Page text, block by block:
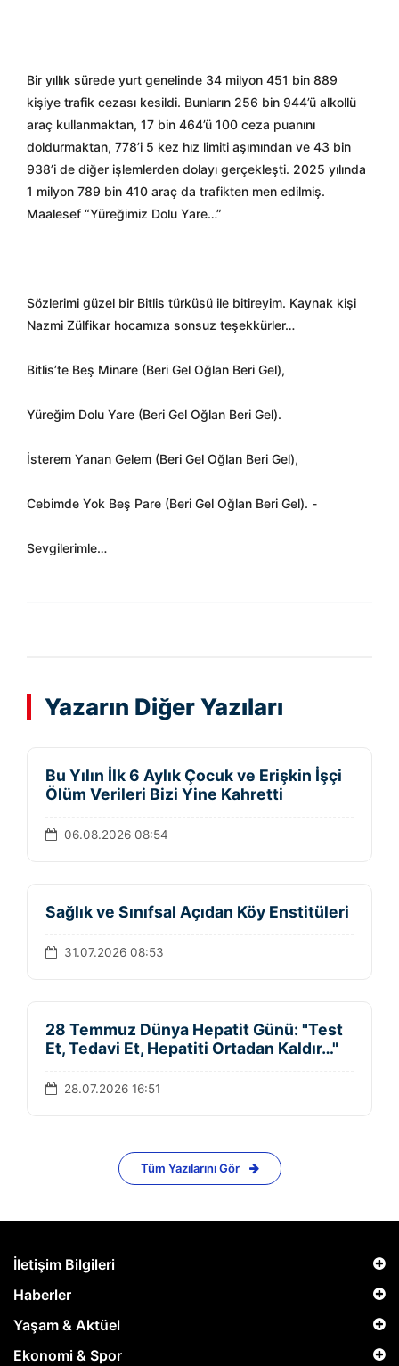
Bir yıllık sürede yurt genelinde 34 milyon 451 bin 889
kişiye trafik cezası kesildi. Bunların 256 bin 944’ü alkollü
araç kullanmaktan, 17 bin 464’ü 100 ceza puanını
doldurmaktan, 778’i 5 kez hız limiti aşımından ve 43 bin
938’i de diğer işlemlerden dolayı gerçekleşti. 2025 yılında
1 milyon 789 bin 410 araç da trafikten men edilmiş.
Maalesef “Yüreğimiz Dolu Yare…”
Sözlerimi güzel bir Bitlis türküsü ile bitireyim. Kaynak kişi
Nazmi Zülfikar hocamıza sonsuz teşekkürler…
Bitlis’te Beş Minare (Beri Gel Oğlan Beri Gel),
Yüreğim Dolu Yare (Beri Gel Oğlan Beri Gel).
İsterem Yanan Gelem (Beri Gel Oğlan Beri Gel),
Cebimde Yok Beş Pare (Beri Gel Oğlan Beri Gel). -
Sevgilerimle…
Yazarın Diğer Yazıları
Bu Yılın İlk 6 Aylık Çocuk ve Erişkin İşçi
Ölüm Verileri Bizi Yine Kahretti
06.08.2026 08:54
Sağlık ve Sınıfsal Açıdan Köy Enstitüleri
31.07.2026 08:53
28 Temmuz Dünya Hepatit Günü: "Test
Et, Tedavi Et, Hepatiti Ortadan Kaldır…"
28.07.2026 16:51
Tüm Yazılarını Gör
İletişim Bilgileri
Haberler
Yaşam & Aktüel
Ekonomi & Spor